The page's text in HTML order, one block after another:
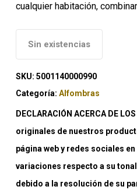
cualquier habitación,
Sin existencias
SKU: 5001140000990
Categoría: Alfombras
DECLARACIÓN ACERCA DE
originales de nuestros
página web y redes sociales
variaciones respecto a su
debido a la resolución de su